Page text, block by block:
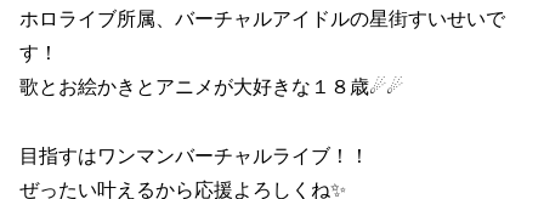
ホロライブ所属、バーチャルアイドルの星街すいせいで
す！
歌とお絵かきとアニメが大好きな１８歳☄☄
目指すはワンマンバーチャルライブ！！
ぜったい叶えるから応援よろしくね✨